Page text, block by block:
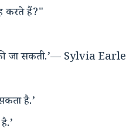
करते हैं?"
की जा सकती.’— Sylvia Earle
है.’